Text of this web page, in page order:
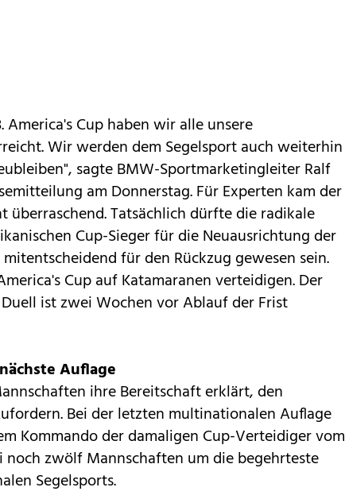
Cup haben wir alle unsere
Wir werden dem Segelsport auch weiterhin
sagte BMW-Sportmarketingleiter Ralf
am Donnerstag. Für Experten kam der
überraschend. Tatsächlich dürfte die radikale
Cup-Sieger für die Neuausrichtung der
mitentscheidend für den Rückzug gewesen sein.
Cup auf Katamaranen verteidigen. Der
ist zwei Wochen vor Ablauf der Frist
Auflage
ihre Bereitschaft erklärt, den
Bei der letzten multinationalen Auflage
Kommando der damaligen Cup-Verteidiger vom
noch zwölf Mannschaften um die begehrteste
Segelsports.